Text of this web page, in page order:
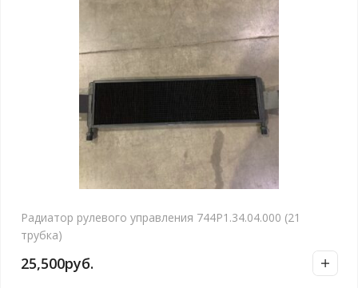
Радиатор рулевого управления 744Р1.34.04.000 (21
трубка)
25,500руб.